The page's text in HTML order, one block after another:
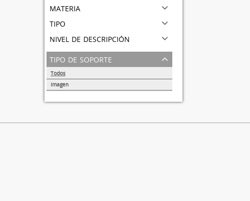
materia
tipo
nivel de descripción
tipo de soporte
Todos
Imagen